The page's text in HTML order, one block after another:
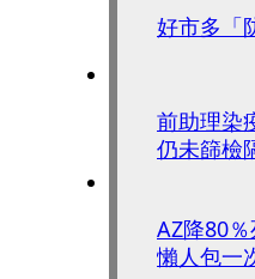
好市多「
前助理染
仍未篩檢
AZ降80
懶人包一